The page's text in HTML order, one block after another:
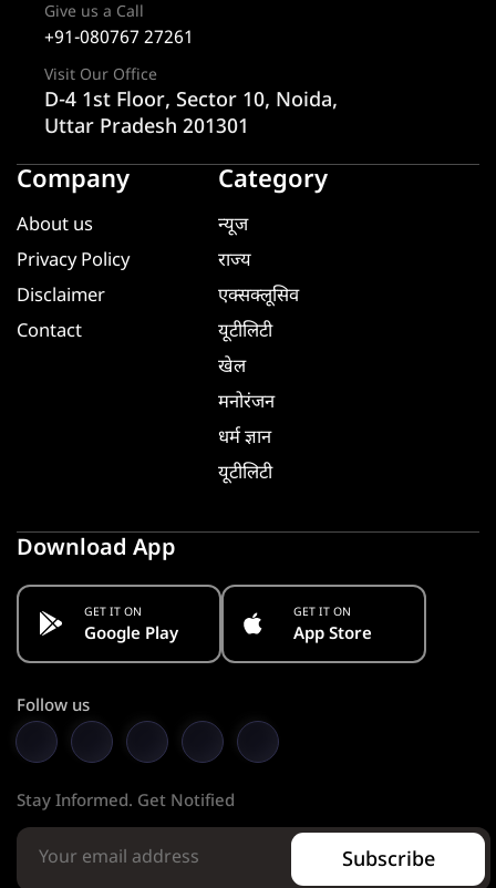
Give us a Call
+91-080767 27261
Visit Our Office
D-4 1st Floor, Sector 10, Noida,
Uttar Pradesh 201301
Company
About us
Privacy Policy
Disclaimer
Contact
Category
न्यूज
राज्य
एक्सक्लूसिव
यूटीलिटी
खेल
मनोरंजन
धर्म ज्ञान
यूटीलिटी
Download App
GET IT ON
Google Play
GET IT ON
App Store
Follow us
Stay Informed. Get Notified
Subscribe